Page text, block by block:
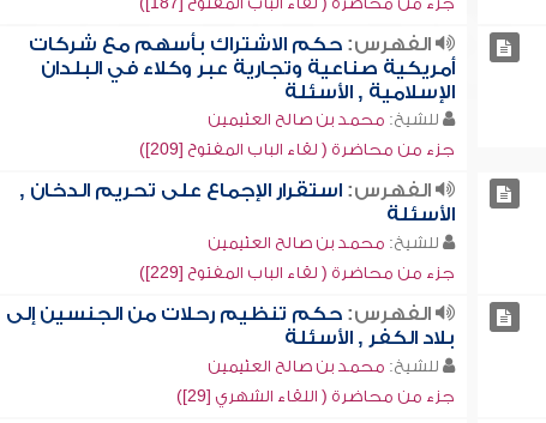
الفهرس: حكم الاشتراك بأسهم مع شركات
أمريكية صناعية وتجارية عبر وكلاء في البلدان
الإسلامية , الأسئلة
للشيخ: محمد بن صالح العثيمين
جزء من محاضرة ( لقاء الباب المفتوح [209])
الفهرس: استقرار الإجماع على تحريم الدخان ,
الأسئلة
للشيخ: محمد بن صالح العثيمين
جزء من محاضرة ( لقاء الباب المفتوح [229])
الفهرس: حكم تنظيم رحلات من الجنسين إلى
بلاد الكفر , الأسئلة
للشيخ: محمد بن صالح العثيمين
جزء من محاضرة ( اللقاء الشهري [29])